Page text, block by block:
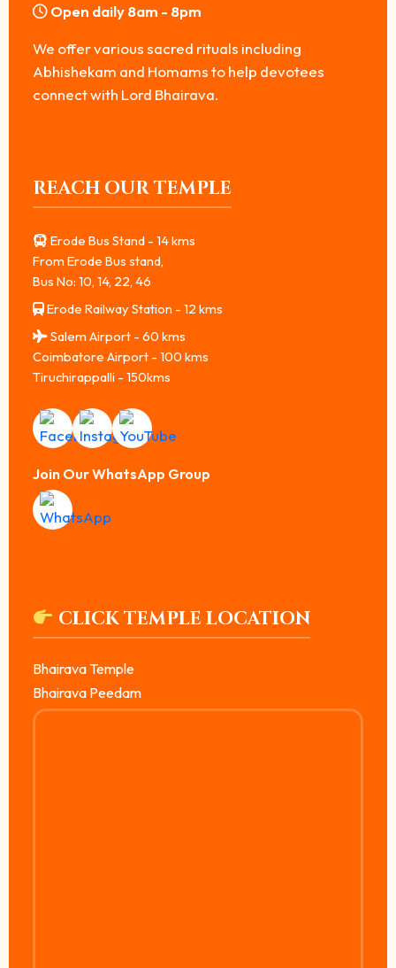
Open daily 8am - 8pm
We offer various sacred rituals including
Abhishekam and Homams to help devotees
connect with Lord Bhairava.
REACH OUR TEMPLE
Erode Bus Stand - 14 kms
From Erode Bus stand,
Bus No: 10, 14, 22, 46
Erode Railway Station - 12 kms
Salem Airport - 60 kms
Coimbatore Airport - 100 kms
Tiruchirappalli - 150kms
Join Our WhatsApp Group
CLICK TEMPLE LOCATION
Bhairava Temple
Bhairava Peedam